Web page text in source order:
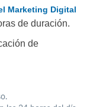
Marketing Digital
de duración.
de